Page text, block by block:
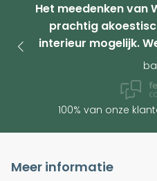
Het meedenken van
prachtig
interieur mogelijk.
100% van onze
Meer informatie